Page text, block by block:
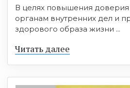
В целях повышения
органам внутренних дел и
здорового образа жизни ...
Читать далее